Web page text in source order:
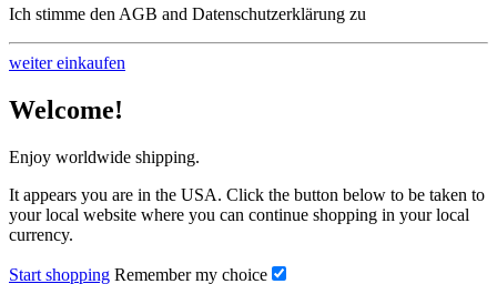
Ich stimme den AGB and Datenschutzerklärung zu
weiter einkaufen
Welcome!
Enjoy worldwide shipping.
It appears you are in the USA. Click the button below to be taken to
your local website where you can continue shopping in your local
currency.
Start shopping Remember my choice